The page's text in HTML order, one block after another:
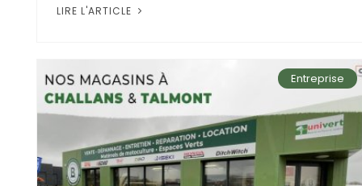
LIRE L'ARTICLE
Entreprise